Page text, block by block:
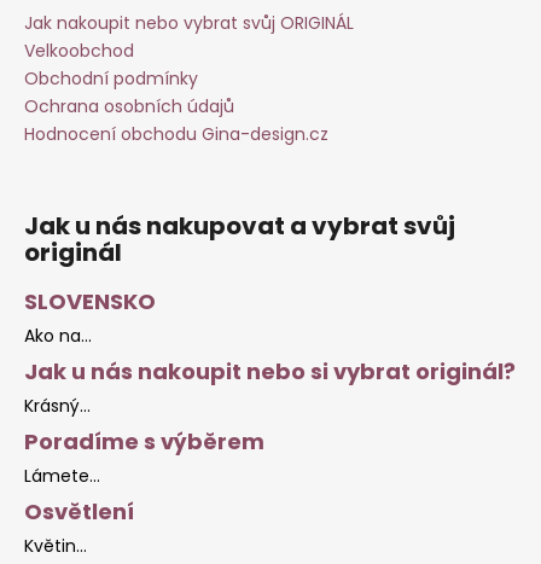
Jak nakoupit nebo vybrat svůj ORIGINÁL
Velkoobchod
Obchodní podmínky
Ochrana osobních údajů
Hodnocení obchodu Gina-design.cz
Jak u nás nakupovat a vybrat svůj
originál
SLOVENSKO
Ako na...
Jak u nás nakoupit nebo si vybrat originál?
Krásný...
Poradíme s výběrem
Lámete...
Osvětlení
Květin...